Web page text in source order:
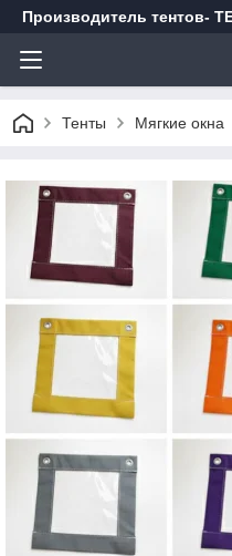
Производитель тентов-
Тенты Мягкие окна